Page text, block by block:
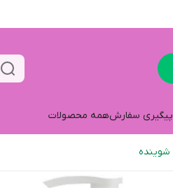
پیگیری سفارشهمه محصولات
شوینده